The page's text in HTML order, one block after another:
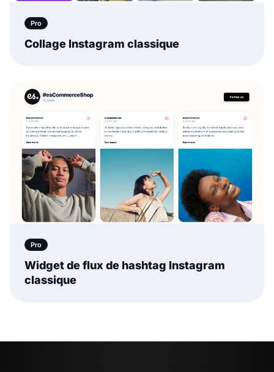
Pro
Collage Instagram classique
Pro
Widget de flux de hashtag Instagram
classique